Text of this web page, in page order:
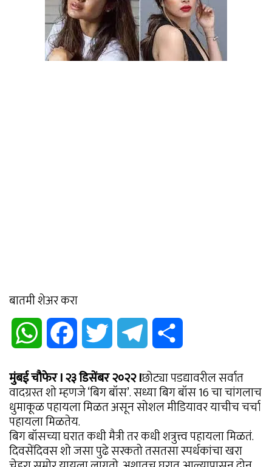
बातमी शेअर करा
WhatsApp Facebook Twitter Telegram
मुंबई चौफेर I २३ डिसेंबर २०२२ Iछोट्या पडद्यावरील सर्वात
वादग्रस्त शो म्हणजे ‘बिग बॉस’. सध्या बिग बॉस 16 चा चांगलाच
धुमाकूळ पहायला मिळत असून सोशल मीडियावर याचीच चर्चा
पहायला मिळतेय.
बिग बॉसच्या घरात कधी मैत्री तर कधी शत्रुत्त्व पहायला मिळतं.
दिवसेंदिवस शो जसा पुढे सरकतो तसतसा स्पर्धकांचा खरा